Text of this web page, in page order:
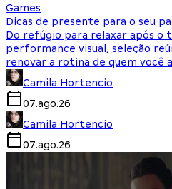
Games
Dicas de presente para o seu
Do refúgio para relaxar após o
performance visual, seleção
renovar a rotina de quem você
Camila Hortencio
07.ago.26
Camila Hortencio
07.ago.26